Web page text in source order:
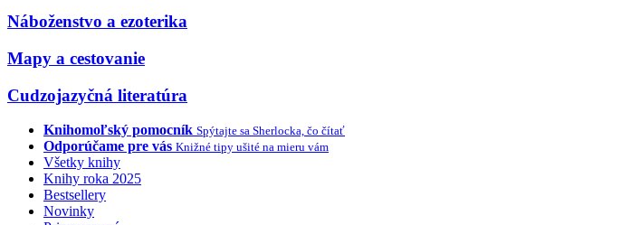
Náboženstvo a ezoterika
Mapy a cestovanie
Cudzojazyčná literatúra
Knihomoľský pomocník Spýtajte sa Sherlocka, čo čítať
Odporúčame pre vás Knižné tipy ušité na mieru vám
Všetky knihy
Knihy roka 2025
Bestsellery
Novinky